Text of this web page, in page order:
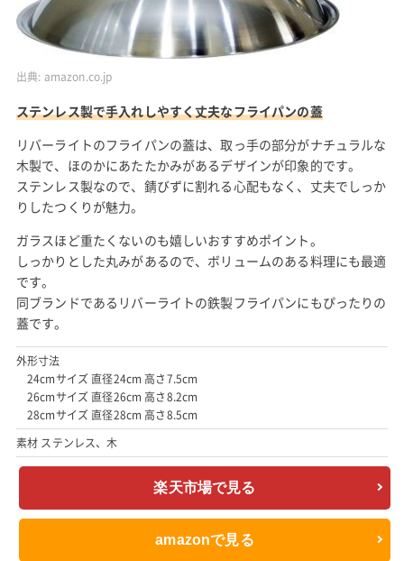
出典: amazon.co.jp
ステンレス製で手入れしやすく丈夫なフライパンの蓋
リバーライトのフライパンの蓋は、取っ手の部分がナチュラルな
木製で、ほのかにあたたかみがあるデザインが印象的です。
ステンレス製なので、錆びずに割れる心配もなく、丈夫でしっか
りしたつくりが魅力。
ガラスほど重たくないのも嬉しいおすすめポイント。
しっかりとした丸みがあるので、ボリュームのある料理にも最適
です。
同ブランドであるリバーライトの鉄製フライパンにもぴったりの
蓋です。
外形寸法
24cmサイズ 直径24cm 高さ7.5cm
26cmサイズ 直径26cm 高さ8.2cm
28cmサイズ 直径28cm 高さ8.5cm
素材 ステンレス、木
楽天市場で見る
amazonで見る